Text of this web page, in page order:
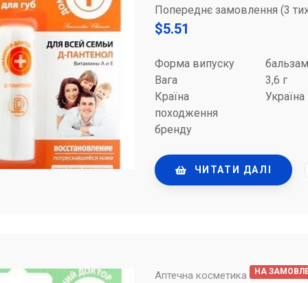
Попереднє замовлення (3
$5.51
Форма випуску
Вага
3,6 г
Країна
походження
бренду
Україна
ЧИТАТИ ДАЛІ
Аптечна косметика НА